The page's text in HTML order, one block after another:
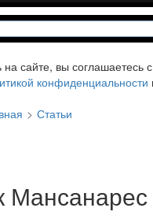
на сайте, вы соглашаетесь с
конфиденциальности
Статьи